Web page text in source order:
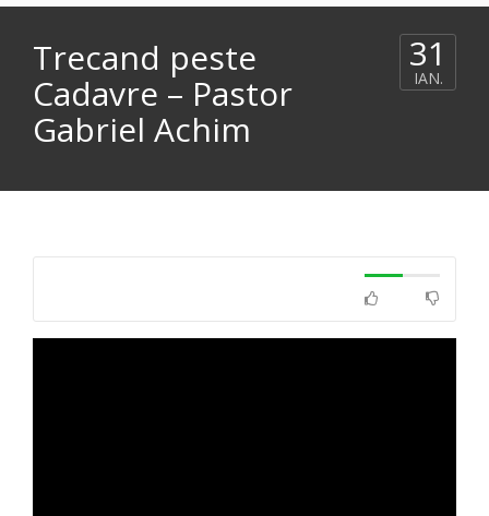
Trecand peste
Cadavre – Pastor
Gabriel Achim
31
IAN.